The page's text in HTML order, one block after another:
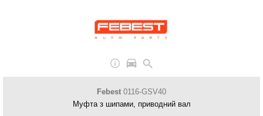
Febest 0116-GSV40
Муфта з шипами, приводний вал